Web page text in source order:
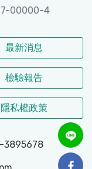
00000-4
最新消息
檢驗報告
隱私權政策
3895678